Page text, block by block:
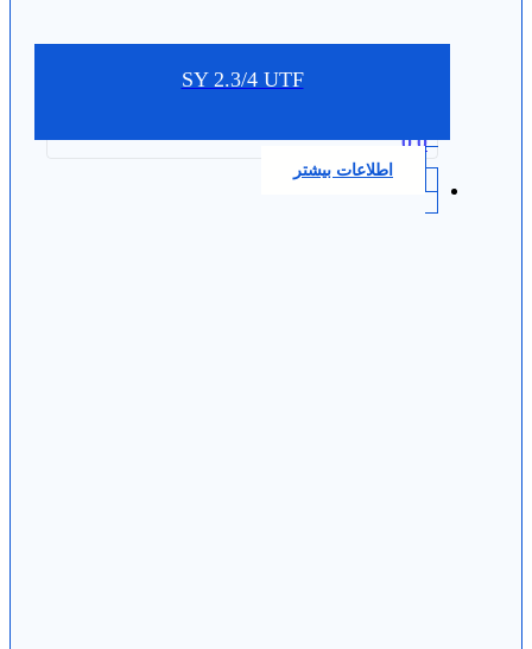
SY 2.3/4 UTF
0.0
اطلاعات بیشتر